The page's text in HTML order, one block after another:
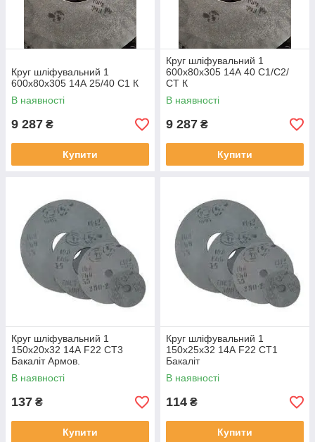
Круг шліфувальний 1
600х80х305 14А 25/40 С1 К
В наявності
9 287 ₴
Купити
Круг шліфувальний 1
600х80х305 14А 40 С1/С2/
СТ К
В наявності
9 287 ₴
Купити
Круг шліфувальний 1
150х20х32 14А F22 СТ3
Бакаліт Армов.
В наявності
137 ₴
Купити
Круг шліфувальний 1
150х25х32 14А F22 СТ1
Бакаліт
В наявності
114 ₴
Купити